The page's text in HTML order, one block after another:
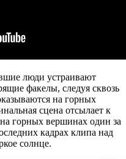
люди устраивают
факелы, следуя сквозь
на горных
сцена отсылает к
горных вершинах один за
кадрах клипа над
солнце.